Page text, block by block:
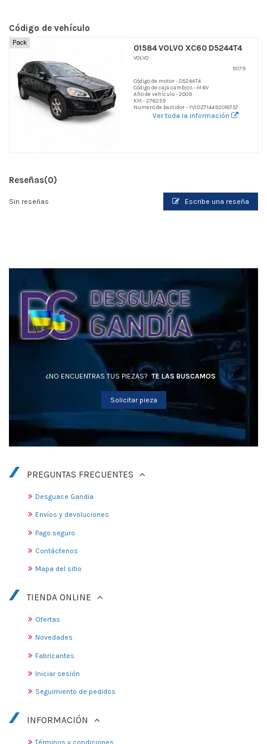
Código de vehículo
Pack
01584 VOLVO XC60 D5244T4
VOLVO
51179
Código de motor - D5244T4
Código de caja cambios - M 6V
Año de vehículo - 2009
KM - 276259
Numero de bastidor - YV1DZ714492018757
Ver toda la información
Reseñas(0)
Sin reseñas Escribe una reseña
¿NO ENCUENTRAS TUS PIEZAS? TE LAS BUSCAMOS
Solicitar pieza
PREGUNTAS FRECUENTES
Desguace Gandia
Envíos y devoluciones
Pago seguro
Contáctenos
Mapa del sitio
TIENDA ONLINE
Ofertas
Novedades
Fabricantes
Iniciar sesión
Seguimiento de pedidos
INFORMACIÓN
Términos y condiciones